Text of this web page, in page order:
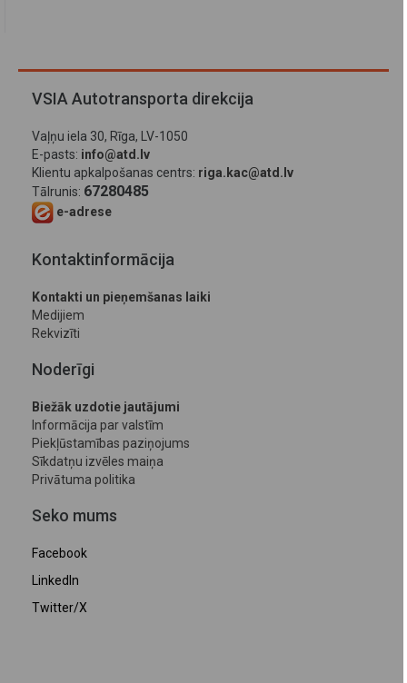
VSIA Autotransporta direkcija
Vaļņu iela 30, Rīga, LV-1050
E-pasts: info@atd.lv
Klientu apkalpošanas centrs: riga.kac@atd.lv
Tālrunis: 67280485
e-adrese
Kontaktinformācija
Kontakti un pieņemšanas laiki
Medijiem
Rekvizīti
Noderīgi
Biežāk uzdotie jautājumi
Informācija par valstīm
Piekļūstamības paziņojums
Sīkdatņu izvēles maiņa
Privātuma politika
Seko mums
Facebook
LinkedIn
Twitter/X